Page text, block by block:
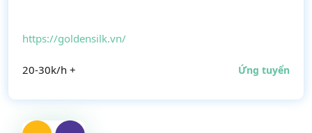
https://goldensilk.vn/
20-30k/h + Ứng tuyển